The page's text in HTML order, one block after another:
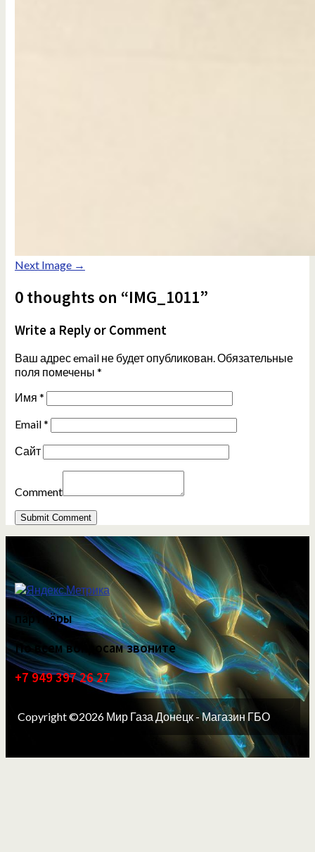
Next Image →
0 thoughts on “IMG_1011”
Write a Reply or Comment
Ваш адрес email не будет опубликован.Обязательные
поля помечены *
Имя *
Email*
Сайт
Comment
партнёры
По всем вопросам звоните
+7 949 397 26 27
Copyright ©2026 Мир Газа Донецк - Магазин ГБО